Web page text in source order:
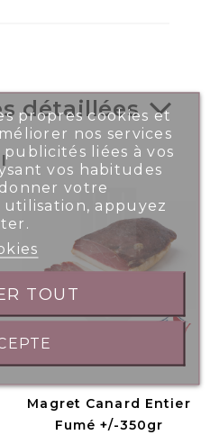
détaillées
Magret Canard Entier
Fumé +/-350gr
propres cookies et
nos services
liées à vos
vos habitudes
votre
appuyez
TOUT